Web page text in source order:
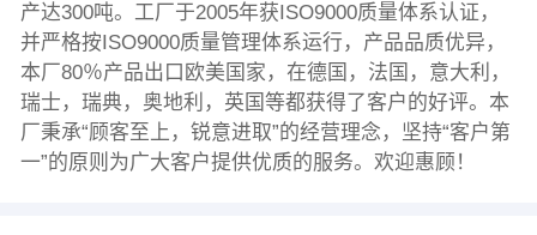
产达300吨。工厂于2005年获ISO9000质量体系认证，
并严格按ISO9000质量管理体系运行，产品品质优异，
本厂80％产品出口欧美国家，在德国，法国，意大利，
瑞士，瑞典，奥地利，英国等都获得了客户的好评。本
厂秉承“顾客至上，锐意进取”的经营理念，坚持“客户第
一”的原则为广大客户提供优质的服务。欢迎惠顾！